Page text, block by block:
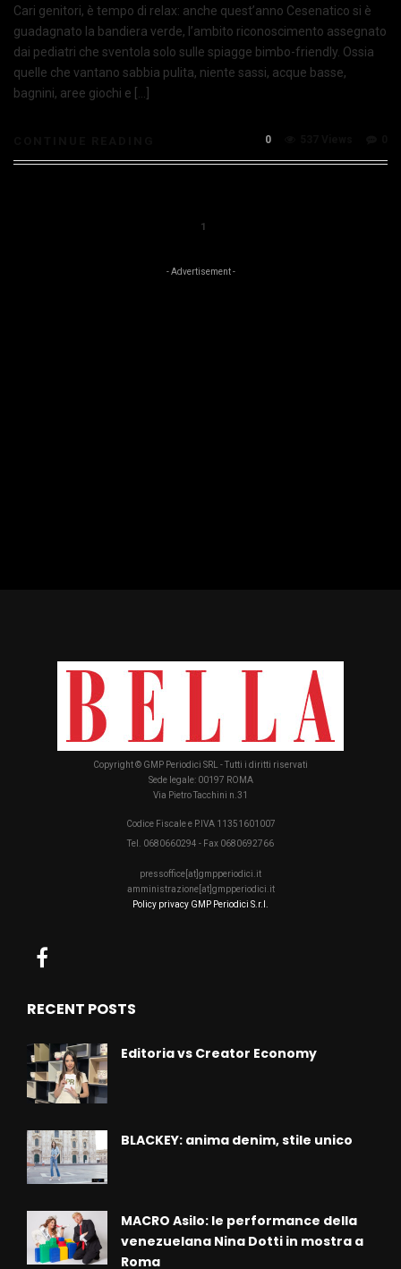
Cari genitori, è tempo di relax: anche quest’anno Cesenatico si è
guadagnato la bandiera verde, l’ambito riconoscimento assegnato
dai pediatri che sventola solo sulle spiagge bimbo-friendly. Ossia
quelle che vantano sabbia pulita, niente sassi, acque basse,
bagnini, aree giochi e […]
0
1
- Advertisement -
Copyright © GMP Periodici SRL - Tutti i diritti riservati
Sede legale: 00197 ROMA
Via Pietro Tacchini n.31
Codice Fiscale e P.IVA 11351601007
Tel. 0680660294 - Fax 0680692766
pressoffice[at]gmpperiodici.it
amministrazione[at]gmpperiodici.it
Policy privacy GMP Periodici S.r.l.
RECENT POSTS
Editoria vs Creator Economy
BLACKEY: anima denim, stile unico
MACRO Asilo: le performance della
venezuelana Nina Dotti in mostra a
Roma